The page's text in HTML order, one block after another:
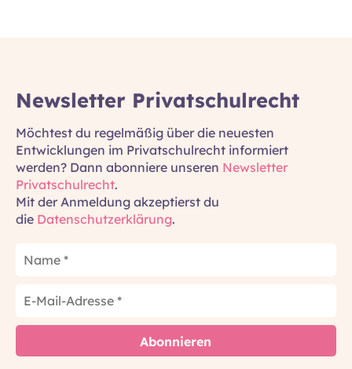
Newsletter Privatschulrecht
Möchtest du regelmäßig über die neuesten
Entwicklungen im Privatschulrecht informiert
werden? Dann abonniere unseren Newsletter
Privatschulrecht.
Mit der Anmeldung akzeptierst du
die Datenschutzerklärung.